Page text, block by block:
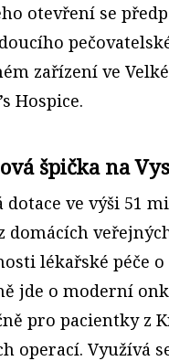
otevření se
zařízení ve
Hospice.
špička na
dotace ve výši 51
domácích
lékařské péče
jde o moderní
pro pacientky z
operací. Využívá